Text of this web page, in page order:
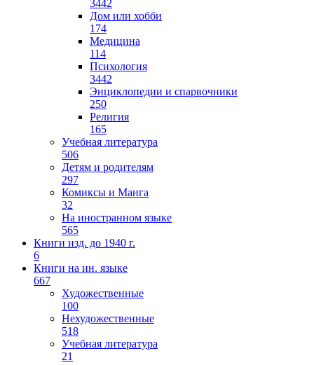
3442
Дом или хобби
174
Медицина
114
Психология
3442
Энциклопедии и спарвочники
250
Религия
165
Учебная литература
506
Детям и родителям
297
Комиксы и Манга
32
На иностранном языке
565
Книги изд. до 1940 г.
6
Книги на ин. языке
667
Художественные
100
Нехудожественные
518
Учебная литература
21